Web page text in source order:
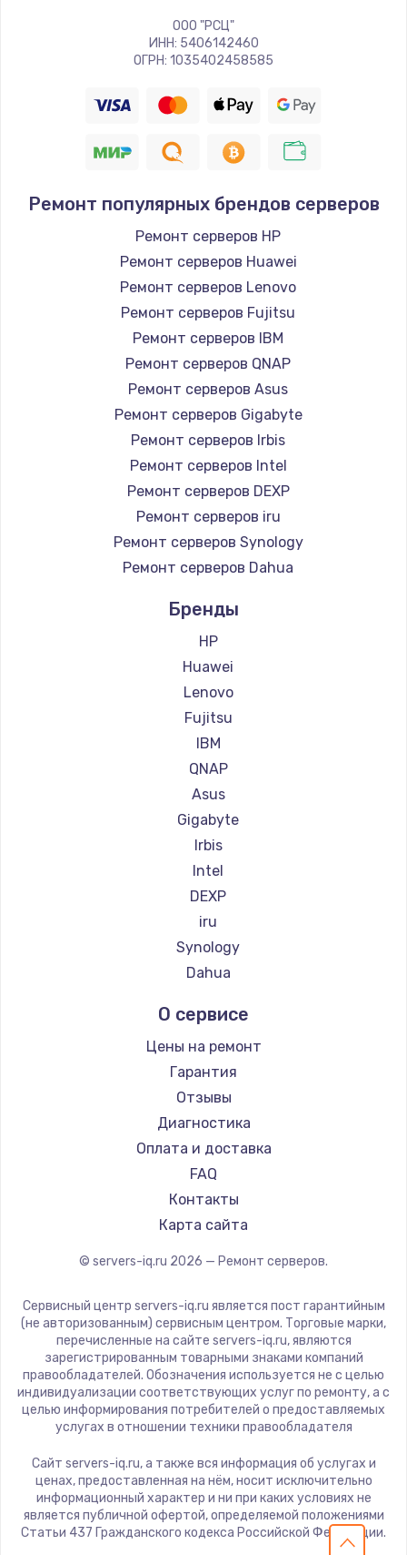
ООО "РСЦ"
ИНН: 5406142460
ОГРН: 1035402458585
Ремонт популярных брендов серверов
Ремонт серверов HP
Ремонт серверов Huawei
Ремонт серверов Lenovo
Ремонт серверов Fujitsu
Ремонт серверов IBM
Ремонт серверов QNAP
Ремонт серверов Asus
Ремонт серверов Gigabyte
Ремонт серверов Irbis
Ремонт серверов Intel
Ремонт серверов DEXP
Ремонт серверов iru
Ремонт серверов Synology
Ремонт серверов Dahua
Бренды
HP
Huawei
Lenovo
Fujitsu
IBM
QNAP
Asus
Gigabyte
Irbis
Intel
DEXP
iru
Synology
Dahua
О сервисе
Цены на ремонт
Гарантия
Отзывы
Диагностика
Оплата и доставка
FAQ
Контакты
Карта сайта
© servers-iq.ru 2026 — Ремонт серверов.
Сервисный центр servers-iq.ru является пост гарантийным
(не авторизованным) сервисным центром. Торговые марки,
перечисленные на сайте servers-iq.ru, являются
зарегистрированным товарными знаками компаний
правообладателей. Обозначения используется не с целью
индивидуализации соответствующих услуг по ремонту, а с
целью информирования потребителей о предоставляемых
услугах в отношении техники правообладателя
Сайт servers-iq.ru, а также вся информация об услугах и
ценах, предоставленная на нём, носит исключительно
информационный характер и ни при каких условиях не
является публичной офертой, определяемой положениями
Статьи 437 Гражданского кодекса Российской Федерации.